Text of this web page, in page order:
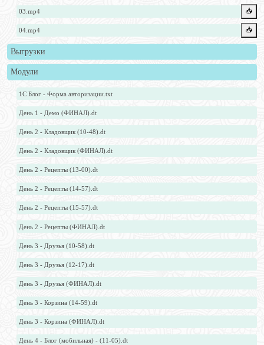
03.mp4 📥️
04.mp4 📥️
Выгрузки
Модули
1С Блог - Форма авторизации.txt
День 1 - Демо (ФИНАЛ).dt
День 2 - Кладовщик (10-48).dt
День 2 - Кладовщик (ФИНАЛ).dt
День 2 - Рецепты (13-00).dt
День 2 - Рецепты (14-57).dt
День 2 - Рецепты (15-57).dt
День 2 - Рецепты (ФИНАЛ).dt
День 3 - Друзья (10-58).dt
День 3 - Друзья (12-17).dt
День 3 - Друзья (ФИНАЛ).dt
День 3 - Корзина (14-59).dt
День 3 - Корзина (ФИНАЛ).dt
День 4 - Блог (мобильная) - (11-05).dt